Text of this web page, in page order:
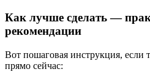
Как лучше сделать —
рекомендации
Вот пошаговая инструкция, если
прямо сейчас: